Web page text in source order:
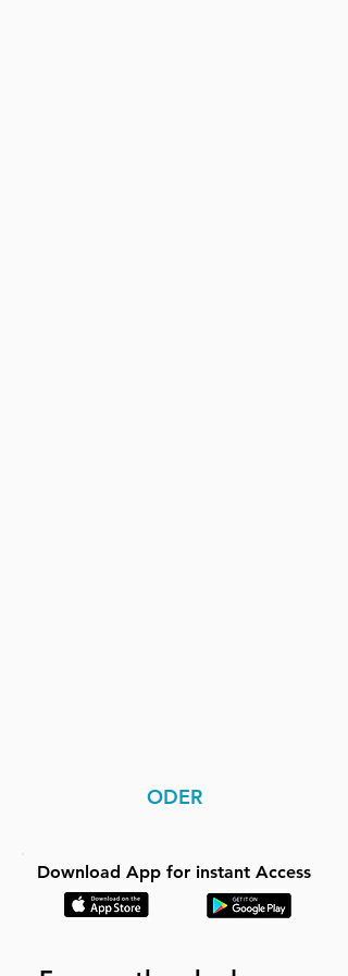
ODER
Download App for instant Access